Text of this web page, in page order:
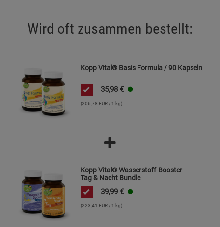
Wird oft zusammen bestellt:
Kopp Vital® Basis Formula / 90 Kapseln
35,98 €
(206,78 EUR / 1 kg)
Kopp Vital® Wasserstoff-Booster
Tag & Nacht Bundle
39,99 €
(223,41 EUR / 1 kg)